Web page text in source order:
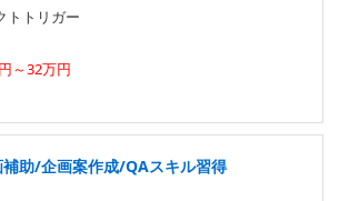
トトリガー
～32万円
助/企画案作成/QAスキル習得